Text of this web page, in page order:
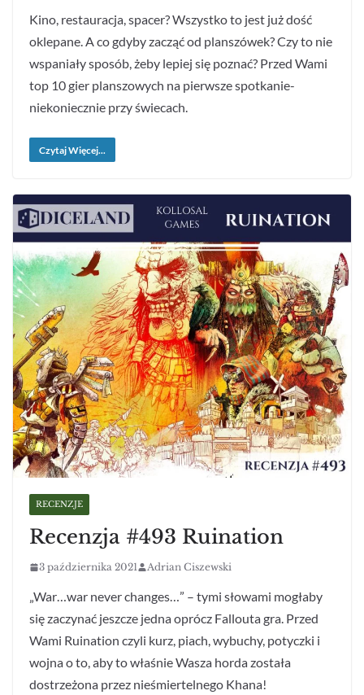
Kino, restauracja, spacer? Wszystko to jest już dość
oklepane. A co gdyby zacząć od planszówek? Czy to nie
wspaniały sposób, żeby lepiej się poznać? Przed Wami
top 10 gier planszowych na pierwsze spotkanie-
niekoniecznie przy świecach.
Czytaj Więcej...
RECENZJE
Recenzja #493 Ruination
3 października 2021 Adrian Ciszewski
„War…war never changes…” – tymi słowami mogłaby
się zaczynać jeszcze jedna oprócz Fallouta gra. Przed
Wami Ruination czyli kurz, piach, wybuchy, potyczki i
wojna o to, aby to właśnie Wasza horda została
dostrzeżona przez nieśmiertelnego Khana!